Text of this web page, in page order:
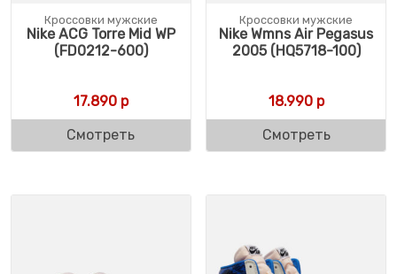
Кроссовки мужские
Nike ACG Torre Mid WP
(FD0212-600)
17.890р
Смотреть
Кроссовки мужские
Nike Wmns Air Pegasus
2005 (HQ5718-100)
18.990р
Смотреть